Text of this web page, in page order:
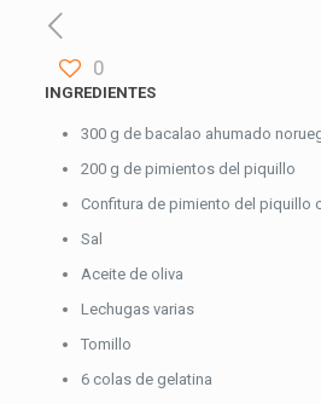
0
INGREDIENTES
300 g de bacalao ahumado
200 g de pimientos del piquillo
Confitura de pimiento del piquillo
Sal
Aceite de oliva
Lechugas varias
Tomillo
6 colas de gelatina